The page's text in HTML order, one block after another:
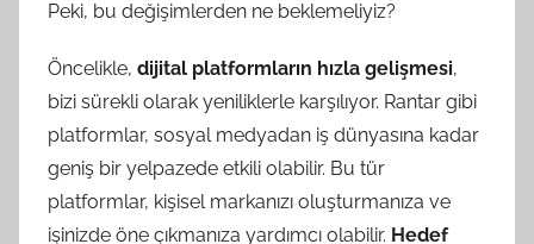
Peki, bu değişimlerden ne beklemeliyiz?
Öncelikle, dijital platformların hızla gelişmesi,
bizi sürekli olarak yeniliklerle karşılıyor. Rantar gibi
platformlar, sosyal medyadan iş dünyasına kadar
geniş bir yelpazede etkili olabilir. Bu tür
platformlar, kişisel markanızı oluşturmanıza ve
işinizde öne çıkmanıza yardımcı olabilir. Hedef